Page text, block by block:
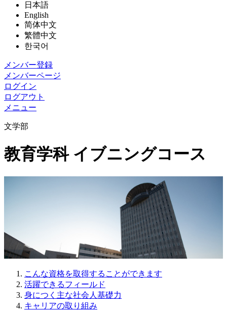
日本語
English
简体中文
繁體中文
한국어
メンバー登録
メンバーページ
ログイン
ログアウト
メニュー
文学部
教育学科 イブニングコース
こんな資格を取得することができます
活躍できるフィールド
身につく主な社会人基礎力
キャリアの取り組み